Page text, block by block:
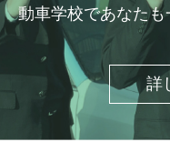
動車学校であなた
詳